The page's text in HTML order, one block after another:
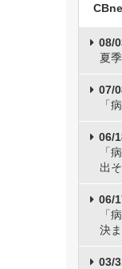
08/
夏
07/
「
06/
「
出
06/
「
決
03/